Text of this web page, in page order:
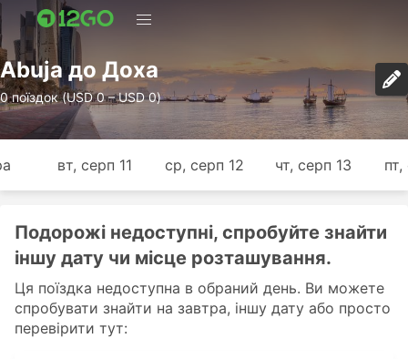
Abuja до Доха
0 поїздок (USD 0 – USD 0)
вт, серп 11 ср, серп 12 чт, серп 13
Подорожі недоступні, спробуйте знайти
іншу дату чи місце розташування.
Ця поїздка недоступна в обраний день. Ви можете
спробувати знайти на завтра, іншу дату або просто
перевірити тут: